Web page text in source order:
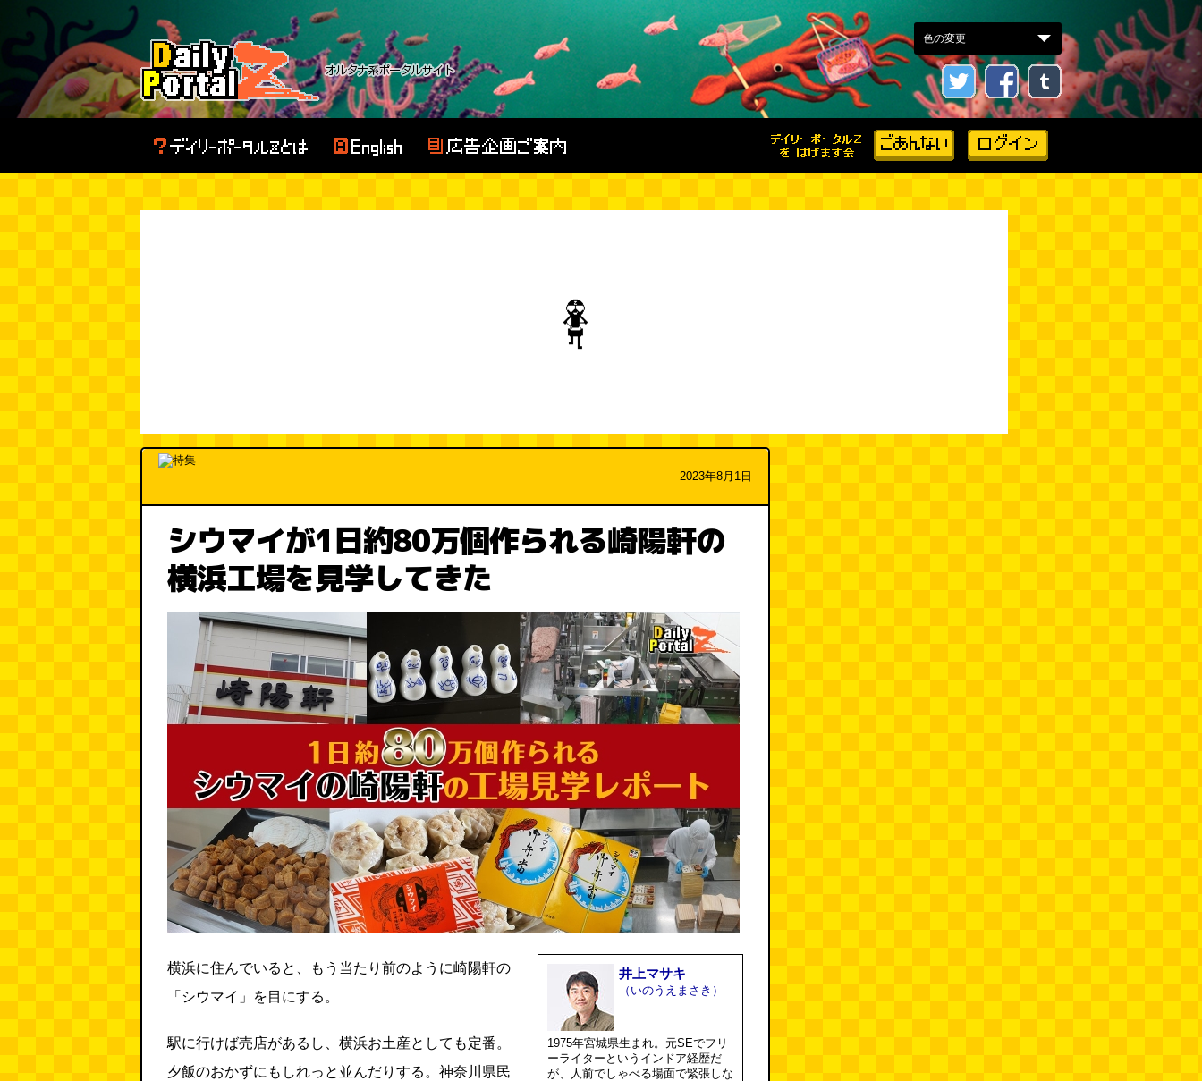
2023年8月1日
シウマイが1日約80万個作られる崎陽軒の
横浜工場を見学してきた
横浜に住んでいると、もう当たり前のように崎陽軒の
「シウマイ」を目にする。
駅に行けば売店があるし、横浜お土産としても定番。
夕飯のおかずにもしれっと並んだりする。神奈川県民
井上マサキ
（いのうえまさき）
1975年宮城県生まれ。元SEでフリ
ーライターというインドア経歴だ
が、人前でしゃべる場面で緊張しな